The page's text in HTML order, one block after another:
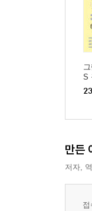
5.1
5.2
5.3
5.4
6.1
S
만든
저자,